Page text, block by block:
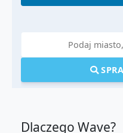
Dlaczego Wave?